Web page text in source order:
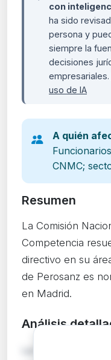
con
ha sido
persona y
siempre la
decisiones
empresariales.
uso de IA
A quién
CNMC;
Resumen
La Comisión
Competencia
directivo en su
de Perosanz es
en Madrid.
Análisis
La CNMC